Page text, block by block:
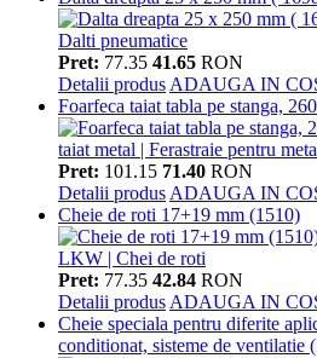
Pret: 77.35 41.65 RON
Detalii produs ADAUGA IN
Foarfeca taiat tabla pe stanga,
Pret: 101.15 71.40 RON
Detalii produs ADAUGA IN
Cheie de roti 17+19 mm (1510)
Pret: 77.35 42.84 RON
Detalii produs ADAUGA IN
Cheie speciala pentru diferite
conditionat, sisteme de ventilatie